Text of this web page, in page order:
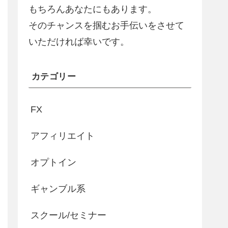
もちろんあなたにもあります。
そのチャンスを掴むお手伝いをさせて
いただければ幸いです。
カテゴリー
FX
アフィリエイト
オプトイン
ギャンブル系
スクール/セミナー